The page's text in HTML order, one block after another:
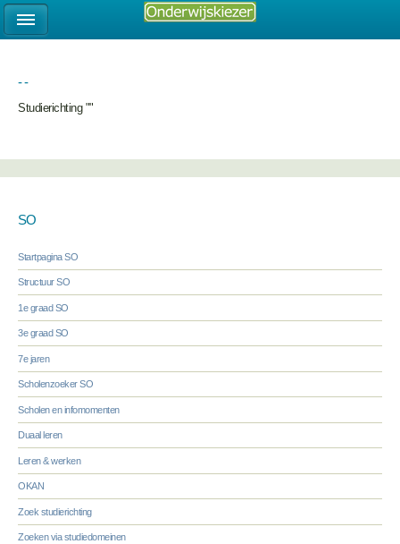
- -
Studierichting ""
SO
Startpagina SO
Structuur SO
1e graad SO
3e graad SO
7e jaren
Scholenzoeker SO
Scholen en infomomenten
Duaal leren
Leren & werken
OKAN
Zoek studierichting
Zoeken via studiedomeinen